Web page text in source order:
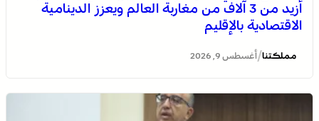
أزيد من 3 آلاف من مغاربة العالم ويعزز الدينامية
الاقتصادية بالإقليم
مملكتنا/ أغسطس 9, 2026
توقعات أحوال الطقس اليوم الأحد بالمغرب